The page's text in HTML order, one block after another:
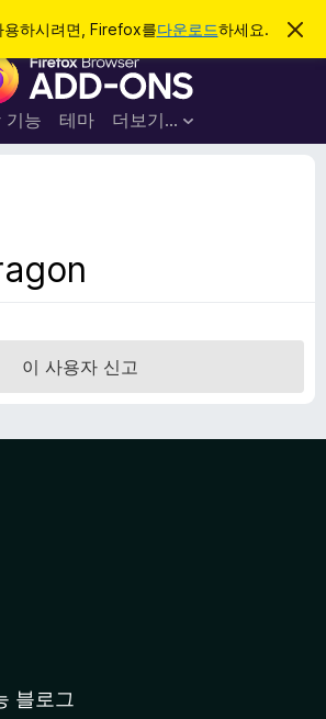
용하시려면, Firefox를다운로드하세요.
이
림
F
r
e
라
가
기능 테마 더보기…
로그인
이 사용자 신고
블로그